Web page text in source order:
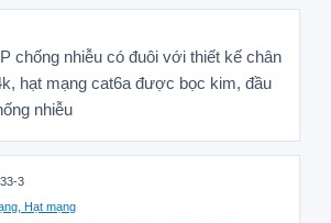
chống nhiễu có đuôi với thiết kế chân
hạt mạng cat6a được bọc kim, đầu
nhiễu
3
Hạt mạng